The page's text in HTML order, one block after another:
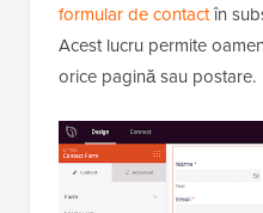
formular de contactîn
Acest lucru permite
orice pagină sau postare.